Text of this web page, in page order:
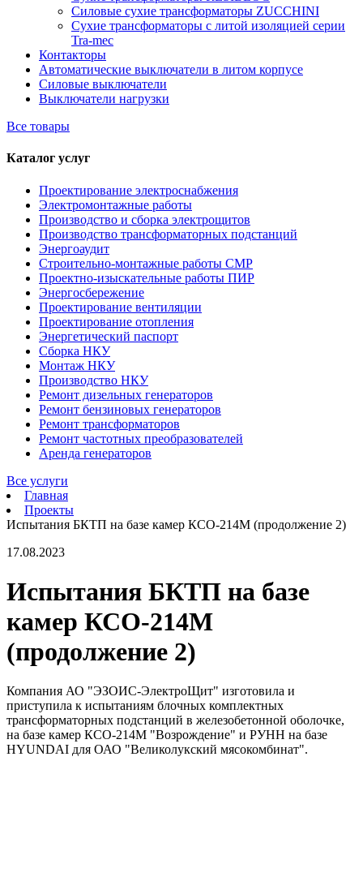
Силовые сухие трансформаторы ZUCCHINI
Сухие трансформаторы с литой изоляцией серии
Tra-mec
Контакторы
Автоматические выключатели в литом корпусе
Силовые выключатели
Выключатели нагрузки
Все товары
Каталог услуг
Проектирование электроснабжения
Электромонтажные работы
Производство и сборка электрощитов
Производство трансформаторных подстанций
Энергоаудит
Строительно-монтажные работы СМР
Проектно-изыскательные работы ПИР
Энергосбережение
Проектирование вентиляции
Проектирование отопления
Энергетический паспорт
Сборка НКУ
Монтаж НКУ
Производство НКУ
Ремонт дизельных генераторов
Ремонт бензиновых генераторов
Ремонт трансформаторов
Ремонт частотных преобразователей
Аренда генераторов
Все услуги
Главная
Проекты
Испытания БКТП на базе камер КСО-214М (продолжение 2)
17.08.2023
Испытания БКТП на базе
камер КСО-214М
(продолжение 2)
Компания АО "ЭЗОИС-ЭлектроЩит" изготовила и
приступила к испытаниям блочных комплектных
трансформаторных подстанций в железобетонной оболочке,
на базе камер КСО-214М "Возрождение" и РУНН на базе
HYUNDAI для ОАО "Великолукский мясокомбинат".